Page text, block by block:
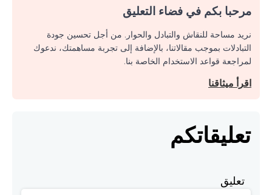
مرحبا بكم في فضاء التعليق
نريد مساحة للنقاش والتبادل والحوار. من أجل تحسين جودة
التبادلات بموجب مقالاتنا، بالإضافة إلى تجربة مساهمتك، ندعوك
لمراجعة قواعد الاستخدام الخاصة بنا.
اقرأ ميثاقنا
تعليقاتكم
تعليق